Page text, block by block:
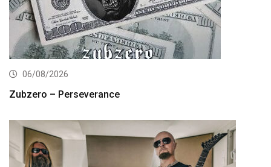
06/08/2026
Zubzero – Perseverance